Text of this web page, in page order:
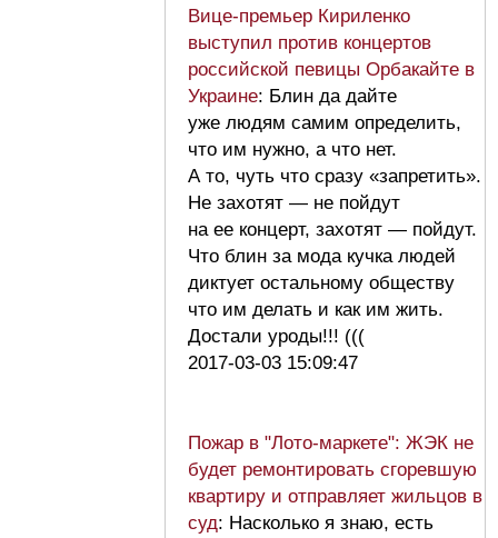
Вице-премьер Кириленко
выступил против концертов
российской певицы Орбакайте в
Украине: Блин да дайте
уже людям самим определить,
что им нужно, а что нет.
А то, чуть что сразу «запретить».
Не захотят — не пойдут
на ее концерт, захотят — пойдут.
Что блин за мода кучка людей
диктует остальному обществу
что им делать и как им жить.
Достали уроды!!! (((
2017-03-03 15:09:47
Пожар в "Лото-маркете": ЖЭК не
будет ремонтировать сгоревшую
квартиру и отправляет жильцов в
суд: Насколько я знаю, есть